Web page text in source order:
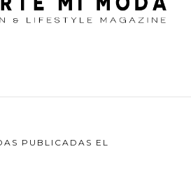
PUBLICADAS EL